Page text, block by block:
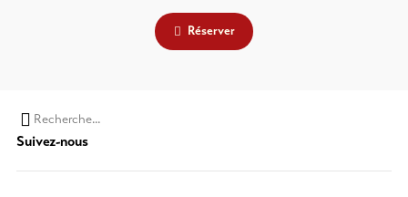
Réserver
Chaine
de
recherche
Suivez-nous